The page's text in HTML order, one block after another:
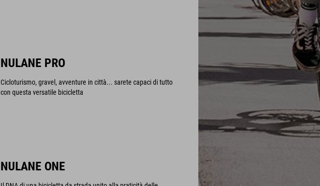
NULANE PRO
Cicloturismo, gravel, avventure in città... sarete capaci di tutto
con questa versatile bicicletta
NULANE ONE